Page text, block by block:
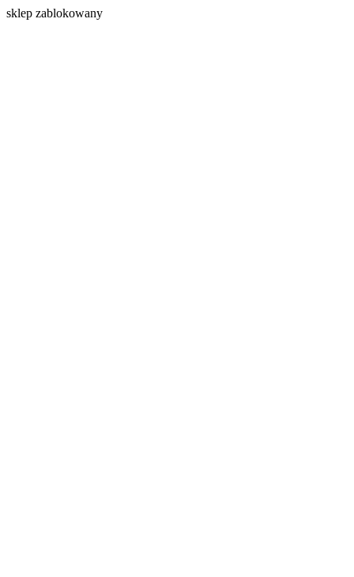
sklep zablokowany